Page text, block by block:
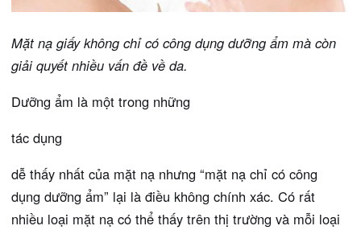
Mặt nạ giấy không chỉ có công dụng dưỡng ẩm mà còn
giải quyết nhiều vấn đề về da.
Dưỡng ẩm là một trong những
tác dụng
dễ thấy nhất của mặt nạ nhưng “mặt nạ chỉ có công
dụng dưỡng ẩm” lại là điều không chính xác. Có rất
nhiều loại mặt nạ có thể thấy trên thị trường và mỗi loại